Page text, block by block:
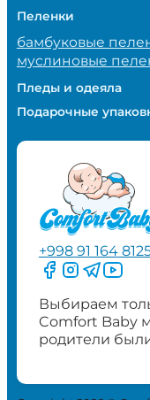
Пеленки
бамбуковые
муслиновые
Пледы и одеяла
Подарочные
+998 91 164
Следите за
Следите за
Следите
Выбираем
Comfort Baby
родители